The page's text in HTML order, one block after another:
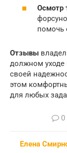
Осмотр
помочь
Отзывы
должном уходе
своей
этом
для любых
0
Елена